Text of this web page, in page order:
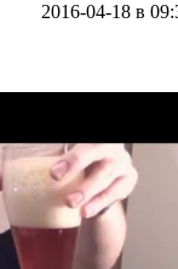
2016-04-18 в